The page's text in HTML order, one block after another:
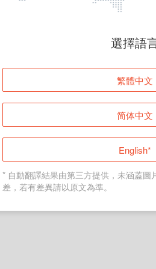
頁面無法顯
登入
返回首頁
選擇語
繁體中文
简体中文
English*
* 自動翻譯結果由第三方提供，未涵蓋圖
差，若有差異請以原文為準。